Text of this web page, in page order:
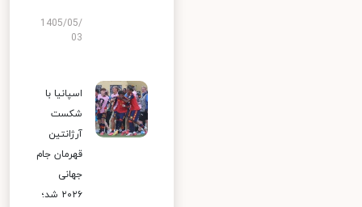
1405/05/
03
اسپانیا با
شکست
آرژانتین
قهرمان جام
جهانی
۲۰۲۶ شد؛